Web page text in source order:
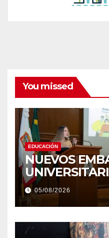
You missed
EDUCACIÓN
NUEVOS
05/08/2026